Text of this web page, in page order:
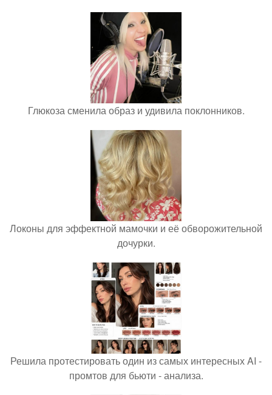
Глюкоза сменила образ и удивила поклонников.
Локоны для эффектной мамочки и её обворожительной
дочурки.
Решила протестировать один из самых интересных AI -
промтов для бьюти - анализа.